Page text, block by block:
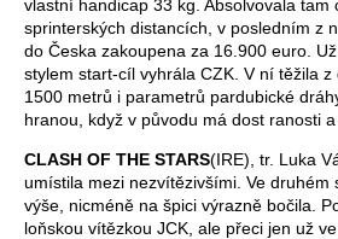
vlastní handicap 33 kg. Absolvovala tam
sprinterských distancích, v posledním z
do Česka zakoupena za 16.900 euro.
stylem start-cíl vyhrála CZK. V ní těžila z
1500 metrů i parametrů pardubické
hranou, když v původu má dost ranosti a
CLASH OF THE STARS(IRE), tr. Luka
umístila mezi nezvítězivšími. Ve druhém
výše, nicméně na špici výrazně bočila.
loňskou vítězkou JCK, ale přeci jen už